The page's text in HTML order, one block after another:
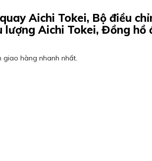
Aichi Tokei, Bộ điều
Aichi Tokei, Đồng
giao hàng nhanh nhất.